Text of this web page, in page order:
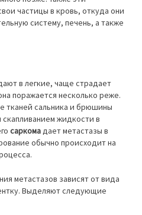
частицы в кровь, откуда они
систему, печень, а также
в легкие, чаще страдает
поражается несколько реже.
тканей сальника и брюшины
жидкости в
саркома дает метастазы в
обычно происходит на
метастазов зависят от вида
Выделяют следующие